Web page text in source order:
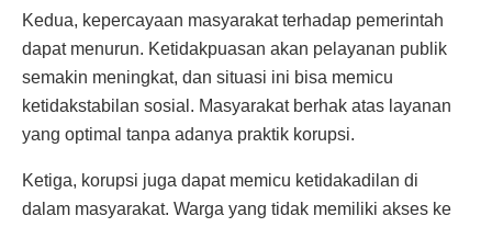
Kedua, kepercayaan masyarakat terhadap pemerintah
dapat menurun. Ketidakpuasan akan pelayanan publik
semakin meningkat, dan situasi ini bisa memicu
ketidakstabilan sosial. Masyarakat berhak atas layanan
yang optimal tanpa adanya praktik korupsi.
Ketiga, korupsi juga dapat memicu ketidakadilan di
dalam masyarakat. Warga yang tidak memiliki akses ke